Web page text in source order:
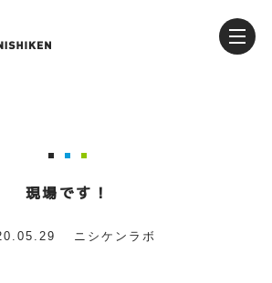
現場です！
ニシケンラボ